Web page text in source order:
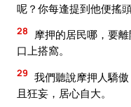
呢？你每逢提到他便搖頭
28
摩押的居民哪，要
口上搭窩。
29 我們聽說摩押人驕
且狂妄，居心自大。